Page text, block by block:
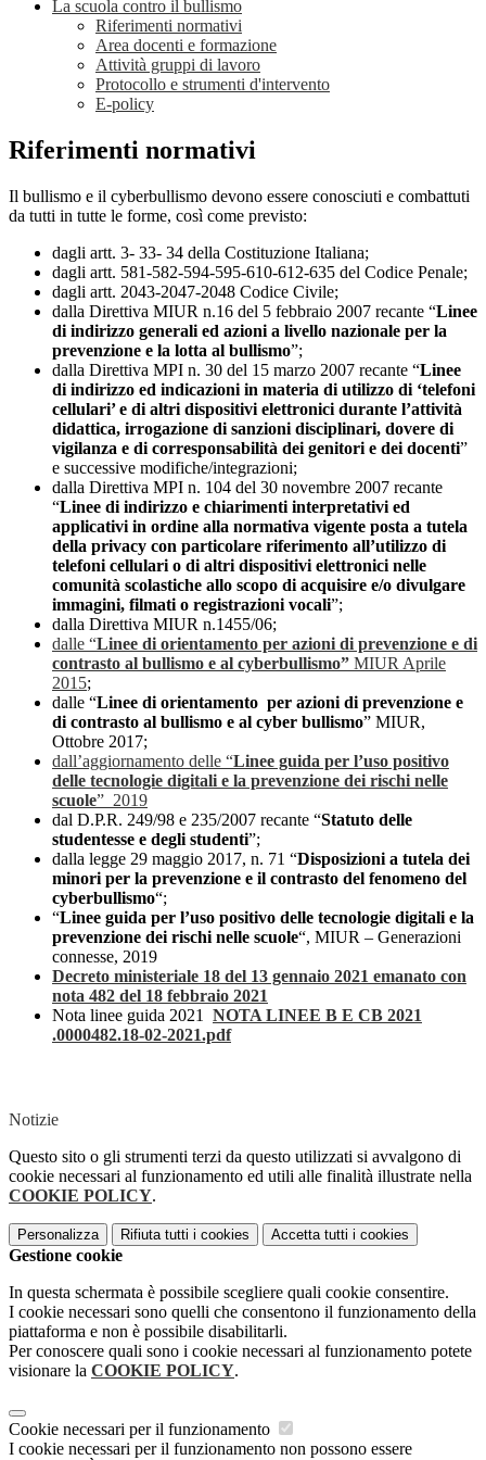
La scuola contro il bullismo
Riferimenti normativi
Area docenti e formazione
Attività gruppi di lavoro
Protocollo e strumenti d'intervento
E-policy
Riferimenti normativi
Il bullismo e il cyberbullismo devono essere conosciuti e combattuti
da tutti in tutte le forme, così come previsto:
dagli artt. 3- 33- 34 della Costituzione Italiana;
dagli artt. 581-582-594-595-610-612-635 del Codice Penale;
dagli artt. 2043-2047-2048 Codice Civile;
dalla Direttiva MIUR n.16 del 5 febbraio 2007 recante “Linee
di indirizzo generali ed azioni a livello nazionale per la
prevenzione e la lotta al bullismo”;
dalla Direttiva MPI n. 30 del 15 marzo 2007 recante “Linee
di indirizzo ed indicazioni in materia di utilizzo di ‘telefoni
cellulari’ e di altri dispositivi elettronici durante l’attività
didattica, irrogazione di sanzioni disciplinari, dovere di
vigilanza e di corresponsabilità dei genitori e dei docenti”
e successive modifiche/integrazioni;
dalla Direttiva MPI n. 104 del 30 novembre 2007 recante
“Linee di indirizzo e chiarimenti interpretativi ed
applicativi in ordine alla normativa vigente posta a tutela
della privacy con particolare riferimento all’utilizzo di
telefoni cellulari o di altri dispositivi elettronici nelle
comunità scolastiche allo scopo di acquisire e/o divulgare
immagini, filmati o registrazioni vocali”;
dalla Direttiva MIUR n.1455/06;
dalle “Linee di orientamento per azioni di prevenzione e di
contrasto al bullismo e al cyberbullismo” MIUR Aprile
2015;
dalle “Linee di orientamento per azioni di prevenzione e
di contrasto al bullismo e al cyber bullismo” MIUR,
Ottobre 2017;
dall’aggiornamento delle “Linee guida per l’uso positivo
delle tecnologie digitali e la prevenzione dei rischi nelle
scuole” 2019
dal D.P.R. 249/98 e 235/2007 recante “Statuto delle
studentesse e degli studenti”;
dalla legge 29 maggio 2017, n. 71 “Disposizioni a tutela dei
minori per la prevenzione e il contrasto del fenomeno del
cyberbullismo“;
“Linee guida per l’uso positivo delle tecnologie digitali e la
prevenzione dei rischi nelle scuole“, MIUR – Generazioni
connesse, 2019
Decreto ministeriale 18 del 13 gennaio 2021 emanato con
nota 482 del 18 febbraio 2021
Nota linee guida 2021
NOTA LINEE B E CB 2021
.0000482.18-02-2021.pdf
Notizie
Questo sito o gli strumenti terzi da questo utilizzati si avvalgono di
cookie necessari al funzionamento ed utili alle finalità illustrate nella
COOKIE POLICY.
Personalizza Rifiuta tutti i cookies Accetta tutti i cookies
Gestione cookie
In questa schermata è possibile scegliere quali cookie consentire.
I cookie necessari sono quelli che consentono il funzionamento della
piattaforma e non è possibile disabilitarli.
Per conoscere quali sono i cookie necessari al funzionamento potete
visionare la COOKIE POLICY.
Cookie necessari per il funzionamento
I cookie necessari per il funzionamento non possono essere